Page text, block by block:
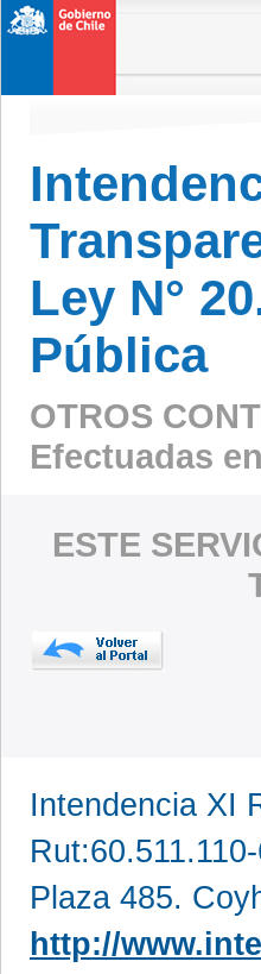
Ley N°
Pública
OTROS
Efectuadas en
ESTE
Intendencia XI
Plaza 485.
http://